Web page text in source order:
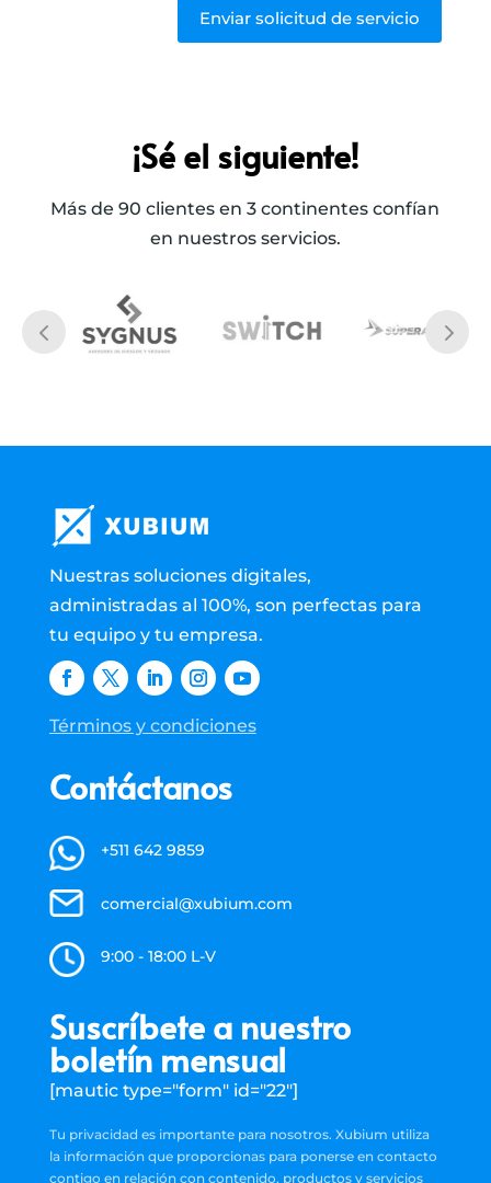
Enviar solicitud de servicio
¡Sé el siguiente!
Más de 90 clientes en 3 continentes confían
en nuestros servicios.
Nuestras soluciones digitales,
administradas al 100%, son perfectas para
tu equipo y tu empresa.
Términos y condiciones
Contáctanos
+511 642 9859
comercial@xubium.com
9:00 - 18:00 L-V
Suscríbete a nuestro
boletín mensual
[mautic type="form" id="22"]
Tu privacidad es importante para nosotros. Xubium utiliza
la información que proporcionas para ponerse en contacto
contigo en relación con contenido, productos y servicios